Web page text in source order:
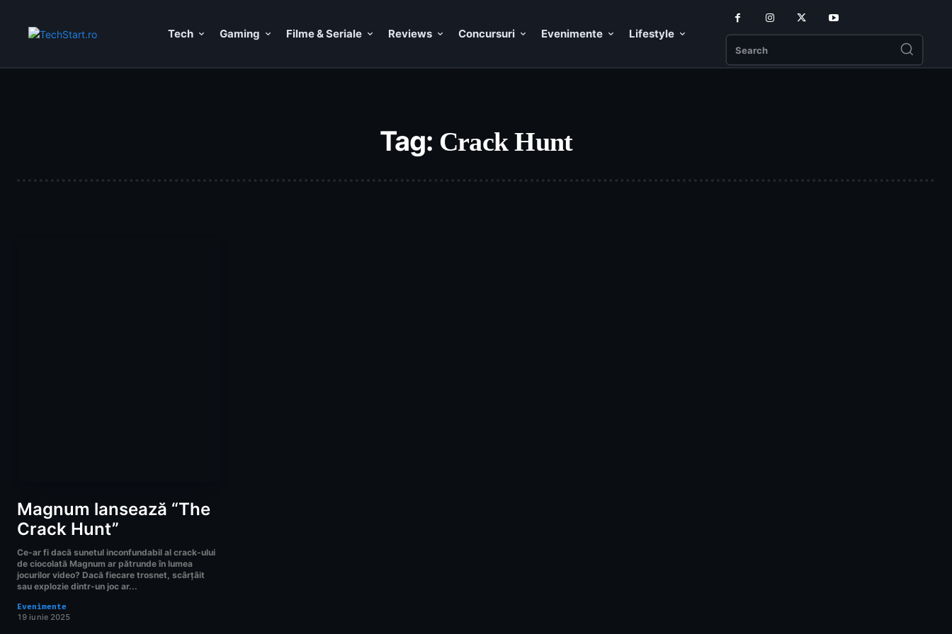
Tech Gaming Filme & Seriale Reviews Concursuri Evenimente Lifestyle
Search
Tag: Crack Hunt
Magnum lansează “The
Crack Hunt”
Ce-ar fi dacă sunetul inconfundabil al crack-ului
de ciocolată Magnum ar pătrunde în lumea
jocurilor video? Dacă fiecare trosnet, scârțâit
sau explozie dintr-un joc ar...
Evenimente
19 iunie 2025